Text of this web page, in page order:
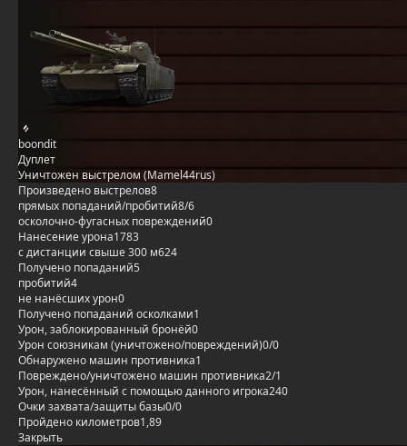
boondit
Дуплет
Уничтожен выстрелом (Mamel44rus)
Произведено выстрелов8
прямых попаданий/пробитий8/6
осколочно-фугасных повреждений0
Нанесение урона1783
с дистанции свыше 300 м624
Получено попаданий5
пробитий4
не нанёсших урон0
Получено попаданий осколками1
Урон, заблокированный бронёй0
Урон союзникам (уничтожено/повреждений)0/0
Обнаружено машин противника1
Повреждено/уничтожено машин противника2/1
Урон, нанесённый с помощью данного игрока240
Очки захвата/защиты базы0/0
Пройдено километров1,89
Закрыть